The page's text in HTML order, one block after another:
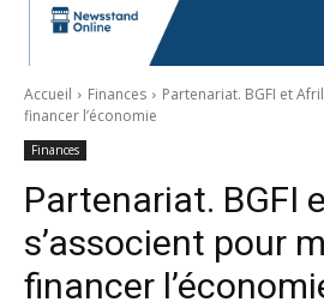
Accueil Finances
Partenariat. BGFI et
financer l’économie
Finances
Partenariat. BGFI
s’associent pour
financer